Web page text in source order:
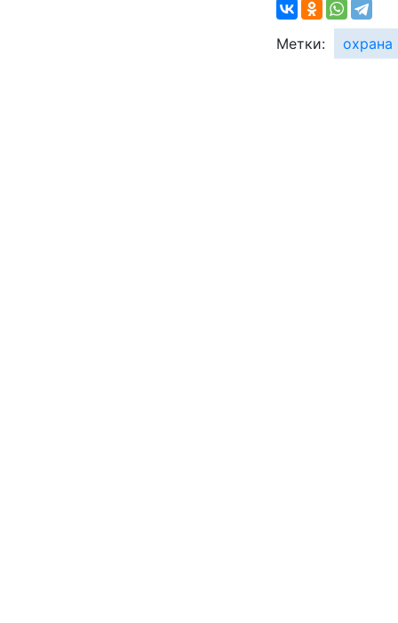
Метки: охрана